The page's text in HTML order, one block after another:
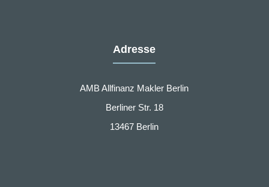
Adresse
AMB Allfinanz Makler Berlin
Berliner Str. 18
13467 Berlin